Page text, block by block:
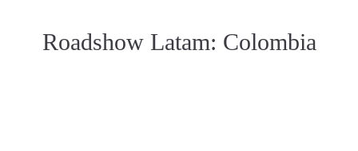
Roadshow Latam: Colombia